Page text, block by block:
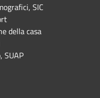
SIC
della casa
SUAP